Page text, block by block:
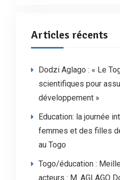
Articles récents
Dodzi Aglago : « Le
scientifiques pour
développement »
Education: la journée
femmes et des filles
au Togo
Togo/éducation :
acteurs : M. AGLAGO